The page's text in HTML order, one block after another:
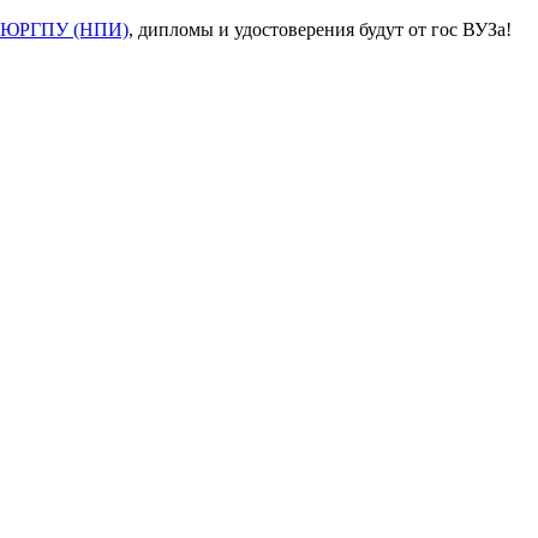
ЮРГПУ (НПИ), дипломы и удостоверения будут от гос ВУЗа!